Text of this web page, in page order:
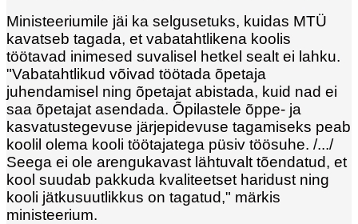
Ministeeriumile jäi ka selgusetuks, kuidas MTÜ
kavatseb tagada, et vabatahtlikena koolis
töötavad inimesed suvalisel hetkel sealt ei lahku.
"Vabatahtlikud võivad töötada õpetaja
juhendamisel ning õpetajat abistada, kuid nad ei
saa õpetajat asendada. Õpilastele õppe- ja
kasvatustegevuse järjepidevuse tagamiseks peab
koolil olema kooli töötajatega püsiv töösuhe. /.../
Seega ei ole arengukavast lähtuvalt tõendatud, et
kool suudab pakkuda kvaliteetset haridust ning
kooli jätkusuutlikkus on tagatud," märkis
ministeerium.